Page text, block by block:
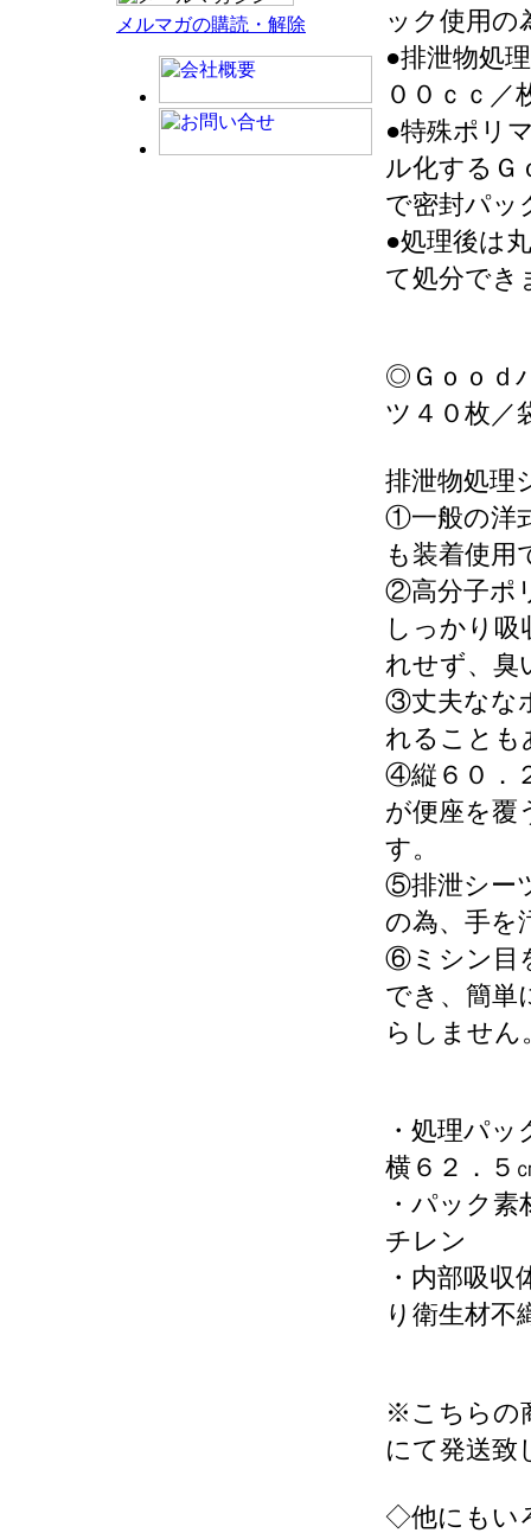
メルマガの購読・解除
ック使用の
●排泄物処
００ｃｃ／
●特殊ポリ
ル化するＧ
で密封パッ
●処理後は
て処分でき
◎Ｇｏｏｄ
ツ４０枚／
排泄物処理
①一般の洋
も装着使用
②高分子ポ
しっかり吸
れせず、臭
③丈夫なな
れることも
④縦６０．
が便座を覆
す。
⑤排泄シー
の為、手を
⑥ミシン目
でき、簡単
らしません
・処理パ
横６２．５
・パック
チレン
・内部吸
り衛生材不
※こちらの
にて発送致
◇他にもい